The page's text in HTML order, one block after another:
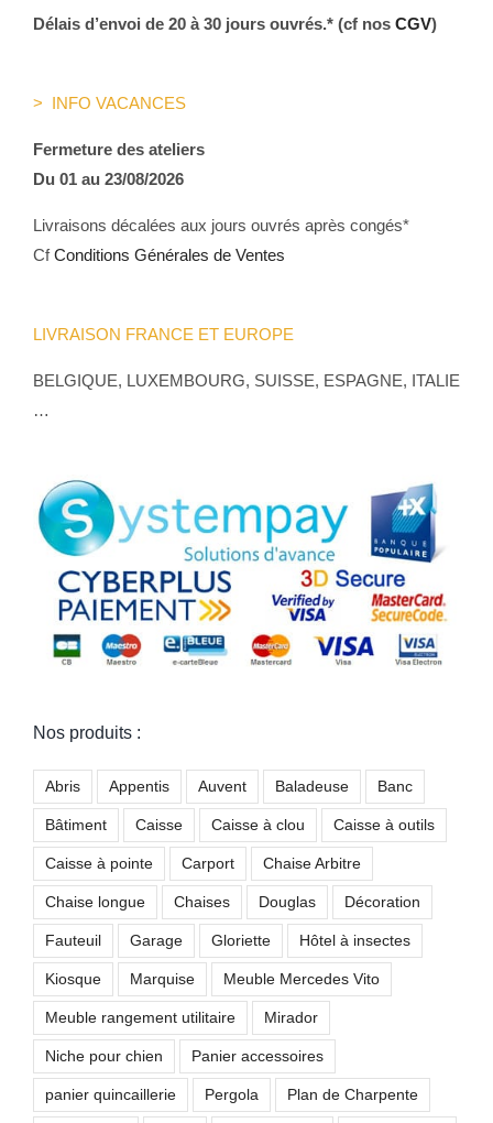
produit
Délais d’envoi de 20 à 30 jours ouvrés.* (cf nos CGV)
> INFO VACANCES
Fermeture des ateliers
Du 01 au 23/08/2026
Livraisons décalées aux jours ouvrés après congés*
CfConditions Générales de Ventes
LIVRAISON FRANCE ET EUROPE
BELGIQUE, LUXEMBOURG, SUISSE, ESPAGNE, ITALIE
…
Nos produits :
Abris Appentis Auvent Baladeuse Banc
Bâtiment Caisse Caisse à clou Caisse à outils
Caisse à pointe Carport Chaise Arbitre
Chaise longue Chaises Douglas Décoration
Fauteuil Garage Gloriette Hôtel à insectes
Kiosque Marquise Meuble Mercedes Vito
Meuble rangement utilitaire Mirador
Niche pour chien Panier accessoires
panier quincaillerie Pergola Plan de Charpente